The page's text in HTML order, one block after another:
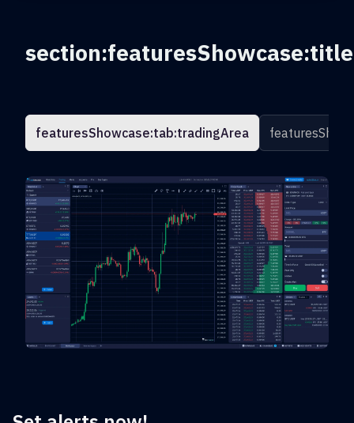
section:featuresShowcase:title
featuresShowcase:tab:tradingArea